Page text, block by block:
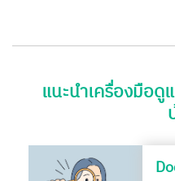
แนะนำเครื่องมือดู